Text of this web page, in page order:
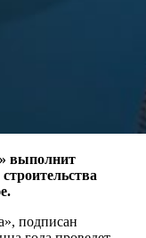
выполнит
подписан